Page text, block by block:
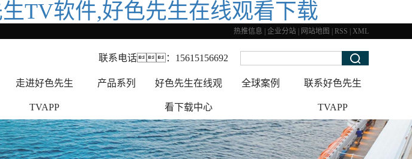
TV软件,好色先生在线观看下载
热推信息 企业分站 网站地图 RSS XML
联系电话： 15615156692
走进好色先生
TVAPP
产品系列 好色先生在线观
看下载中心
全球案例 联系好色先生
TVAPP